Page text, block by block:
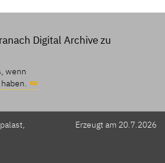
Digital Archive zu
wenn
Erzeugt am 20.7.2026